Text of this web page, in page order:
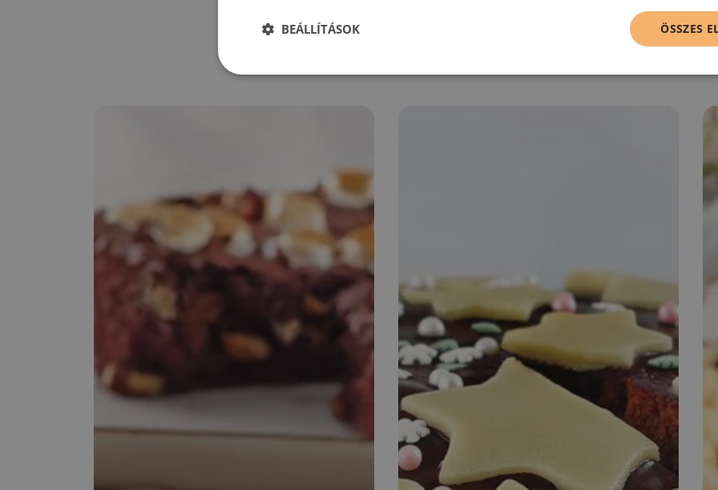
RECEPTAJÁNLÓ ÖSSZES
BEÁLLÍTÁSOK